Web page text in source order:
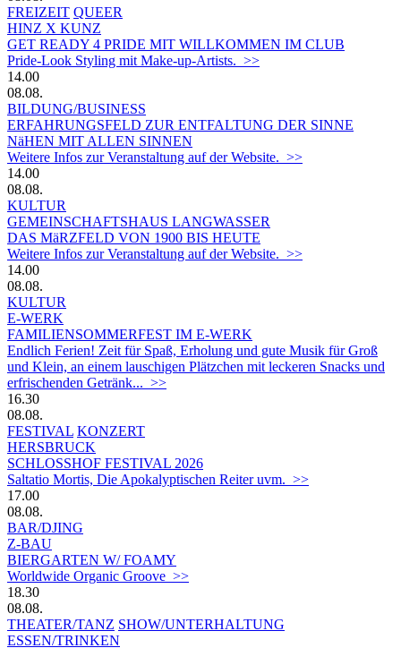
FREIZEIT QUEER
HINZ X KUNZ
GET READY 4 PRIDE MIT WILLKOMMEN IM CLUB
Pride-Look Styling mit Make-up-Artists. >>
14.00
08.08.
BILDUNG/BUSINESS
ERFAHRUNGSFELD ZUR ENTFALTUNG DER SINNE
NäHEN MIT ALLEN SINNEN
Weitere Infos zur Veranstaltung auf der Website. >>
14.00
08.08.
KULTUR
GEMEINSCHAFTSHAUS LANGWASSER
DAS MäRZFELD VON 1900 BIS HEUTE
Weitere Infos zur Veranstaltung auf der Website. >>
14.00
08.08.
KULTUR
E-WERK
FAMILIENSOMMERFEST IM E-WERK
Endlich Ferien! Zeit für Spaß, Erholung und gute Musik für Groß
und Klein, an einem lauschigen Plätzchen mit leckeren Snacks und
erfrischenden Getränk... >>
16.30
08.08.
FESTIVAL KONZERT
HERSBRUCK
SCHLOSSHOF FESTIVAL 2026
Saltatio Mortis, Die Apokalyptischen Reiter uvm. >>
17.00
08.08.
BAR/DJING
Z-BAU
BIERGARTEN W/ FOAMY
Worldwide Organic Groove >>
18.30
08.08.
THEATER/TANZ SHOW/UNTERHALTUNG
ESSEN/TRINKEN